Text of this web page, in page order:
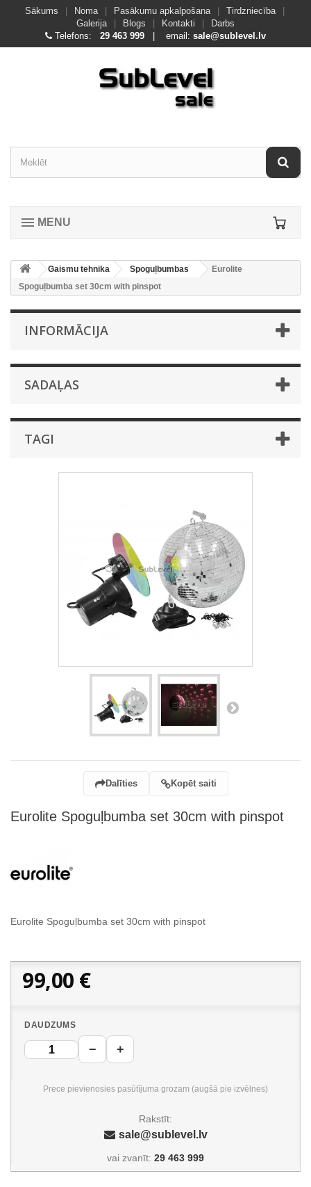
Sākums Noma Pasākumu apkalpošana Tirdzniecība
Galerija
Blogs Kontakti
Darbs
Telefons:
29 463 999 | email: sale@sublevel.lv
MENU
Gaismu tehnika Spoguļbumbas
Eurolite
Spoguļbumba set 30cm with pinspot
INFORMĀCIJA
SADAĻAS
TAGI
Dalīties Kopēt saiti
Eurolite Spoguļbumba set 30cm with pinspot
Eurolite Spoguļbumba set 30cm with pinspot
99,00 €
DAUDZUMS
− +
Prece pievienosies pasūtījuma grozam (augšā pie izvēlnes)
Rakstīt:
sale@sublevel.lv
vai zvanīt: 29 463 999